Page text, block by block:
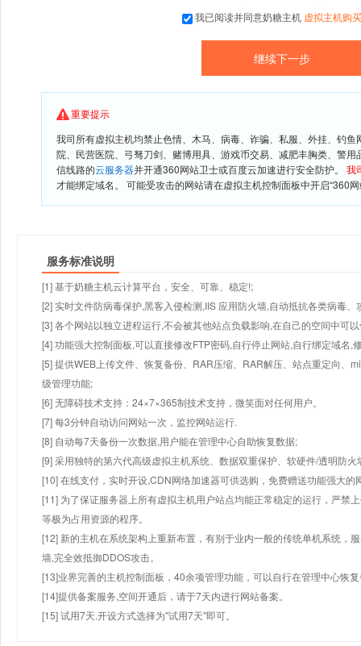
我已阅读并同意奶糖主机 虚拟主机购
重要提示
我司所有虚拟主机均禁止色情、木马、病毒、诈骗、私服、外挂、钓
院、民营医院、弓驽刀剑、赌博用具、游戏币交易、减肥丰胸类、警
信线路的云服务器并开通360网站卫士或百度云加速进行安全防护。 我
才能绑定域名。 可能受攻击的网站请在虚拟主机控制面板中开启“360
服务标准说明
[1] 基于奶糖主机云计算平台，安全、可靠、稳定!;
[2] 实时文件防病毒保护,黑客入侵检测,IIS 应用防火墙,自动抵抗各类病毒、
[3] 各个网站以独立进程运行,不会被其他站点负载影响,在自己的空间中可
[4] 功能强大控制面板,可以直接修改FTP密码,自行停止网站,自行绑定域名,
[5] 提供WEB上传文件、恢复备份、RAR压缩、RAR解压、站点重定向、
级管理功能;
[6] 无障碍技术支持：24×7×365制技术支持，微笑面对任何用户。
[7] 每3分钟自动访问网站一次，监控网站运行.
[8] 自动每7天备份一次数据,用户能在管理中心自助恢复数据;
[9] 采用独特的第六代高级虚拟主机系统、数据双重保护、软硬件/透明防火
[10] 在线支付，实时开设,CDN网络加速器可供选购，免费赠送功能强大
[11] 为了保证服务器上所有虚拟主机用户站点均能正常稳定的运行，严禁
等极为占用资源的程序。
[12] 新的主机在系统架构上重新布置，有别于业内一般的传统单机系统，
墙,完全效抵御DDOS攻击。
[13]业界完善的主机控制面板，40余项管理功能，可以自行在管理中心恢
[14]提供备案服务,空间开通后，请于7天内进行网站备案。
[15] 试用7天.开设方式选择为"试用7天"即可。